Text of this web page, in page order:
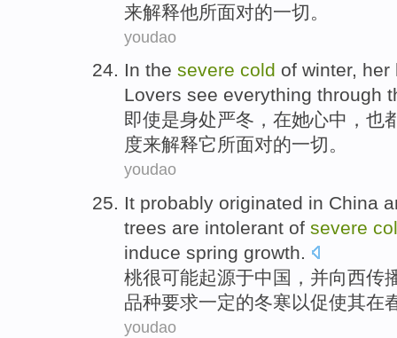
来解释他所面对的一切 。
youdao
In the severe cold of winter, her
Lovers see everything through
即使是身处严冬 ， 在她心中 ， 也
度来解释它所面对的一切。
youdao
It probably originated in China
trees are intolerant of severe
induce spring growth.
桃很可能起源于中国 ， 并向西传
品种要求一定的冬寒以促使其在
youdao